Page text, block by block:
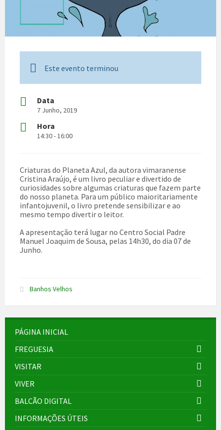
Este evento terminou
Data
7 Junho, 2019
Hora
14:30 - 16:00
Criaturas do Planeta Azul, da autora vimaranense
Cristina Araújo, é um livro peculiar e divertido de
curiosidades sobre algumas criaturas que fazem parte
do nosso planeta. Para um público maioritariamente
infantojuvenil, o livro pretende sensibilizar e ao
mesmo tempo divertir o leitor.
A apresentação terá lugar no Centro Social Padre
Manuel Joaquim de Sousa, pelas 14h30, do dia 07 de
Junho.
Banhos Velhos
PÁGINA INICIAL
FREGUESIA
VISITAR
VIVER
BALCÃO DIGITAL
INFORMAÇÕES ÚTEIS